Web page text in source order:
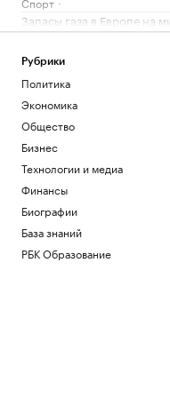
Запасы газа в Европе на
будет зимой
Подписка на РБК
Экс-глава Mind Money
по «делу брокеров» о
Финансы
Как изучали Луну: от
телескопа до высадки.
Трамп заявил о прогрессе в
урегулировании
конфликта
Политика
Гендиректор «ИжАвиа»
увольнении
Рубрики
Политика
Экономика
Общество
Бизнес
Технологии и медиа
Финансы
Биографии
База знаний
РБК Образование